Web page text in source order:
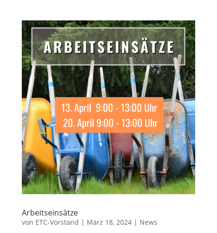
Arbeitseinsätze
von ETC-Vorstand | März 18, 2024| News